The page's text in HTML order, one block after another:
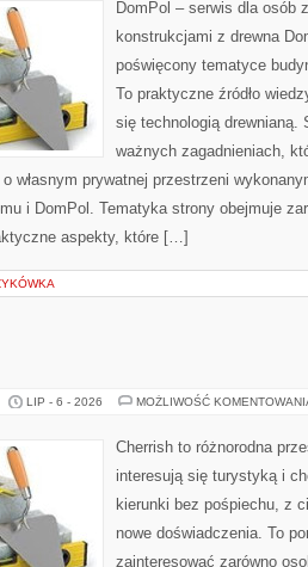
DomPol – serwis dla osób
konstrukcjami z drewna
poświęcony tematyce
To praktyczne źródło
się technologią drewnianą.
ważnych zagadnieniach,
własnym prywatnej przestrzeni
i DomPol. Tematyka strony obejmuje
aspekty, które […]
LIP - 6 - 2026 MOŻLIWOŚĆ
Cherrish to różnorodna
interesują się turystyką i
kierunki bez pośpiechu, z
nowe doświadczenia. To
zainteresować zarówno